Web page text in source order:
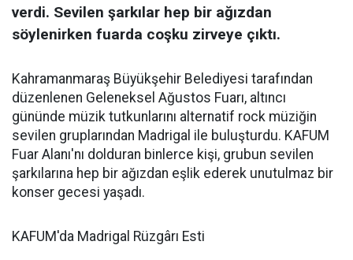
verdi. Sevilen şarkılar hep bir ağızdan
söylenirken fuarda coşku zirveye çıktı.
Kahramanmaraş Büyükşehir Belediyesi tarafından
düzenlenen Geleneksel Ağustos Fuarı, altıncı
gününde müzik tutkunlarını alternatif rock müziğin
sevilen gruplarından Madrigal ile buluşturdu. KAFUM
Fuar Alanı'nı dolduran binlerce kişi, grubun sevilen
şarkılarına hep bir ağızdan eşlik ederek unutulmaz bir
konser gecesi yaşadı.
KAFUM'da Madrigal Rüzgârı Esti